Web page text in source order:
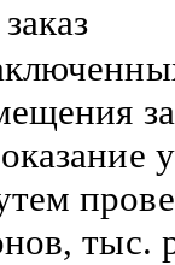
тыс.